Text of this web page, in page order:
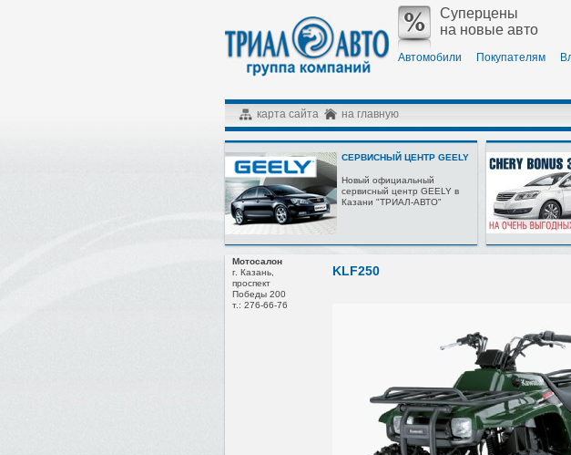
Суперцены
на новые авто
Автомобили Покупателям
карта сайта на главную
СЕРВИСНЫЙ ЦЕНТР GEELY
Новый официальный
сервисный центр GEELY в
Казани "ТРИАЛ-АВТО"
Мотосалон
г. Казань,
проспект
Победы 200
т.: 276-66-76
KLF250